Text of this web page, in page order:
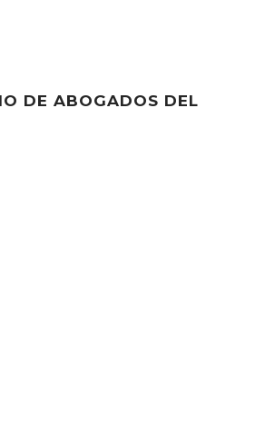
DE ABOGADOS DEL